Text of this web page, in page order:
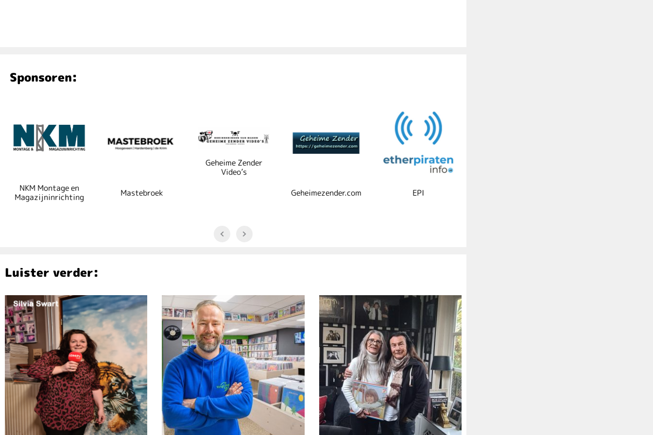
Sponsoren:
NKM Montage en
Magazijninrichting
Mastebroek
Geheime Zender
Video’s
Geheimezender.com
EPI
Luister verder: